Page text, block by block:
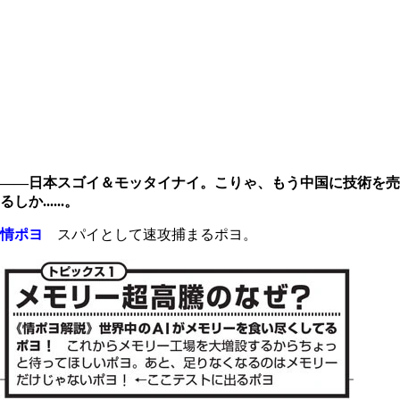
――日本スゴイ＆モッタイナイ。こりゃ、もう中国に技術を売
るしか......。
情ポヨ スパイとして速攻捕まるポヨ。